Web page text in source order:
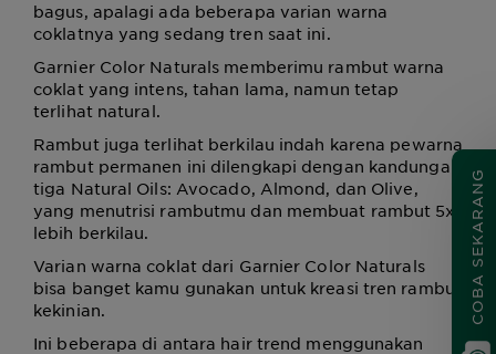
bagus, apalagi ada beberapa varian warna
coklatnya yang sedang tren saat ini.
Garnier Color Naturals memberimu rambut warna
coklat yang intens, tahan lama, namun tetap
terlihat natural.
Rambut juga terlihat berkilau indah karena pewarna
rambut permanen ini dilengkapi dengan kandungan
tiga Natural Oils: Avocado, Almond, dan Olive,
yang menutrisi rambutmu dan membuat rambut 5x
lebih berkilau.
Varian warna coklat dari Garnier Color Naturals
bisa banget kamu gunakan untuk kreasi tren rambut
kekinian.
Ini beberapa di antara hair trend menggunakan
COBA SEKARANG